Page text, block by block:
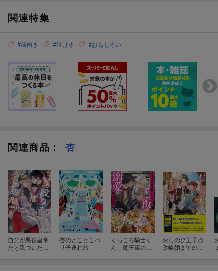
関連特集
#前向き #泣ける #おもしろい
関連商品 ： 杏
自分が悪役皇帝
だと気づいたの
杏のとことこパ
リ子連れ旅
くっころ騎士く
ん、魔王軍のご
おしのび王子の
政略婚までの七